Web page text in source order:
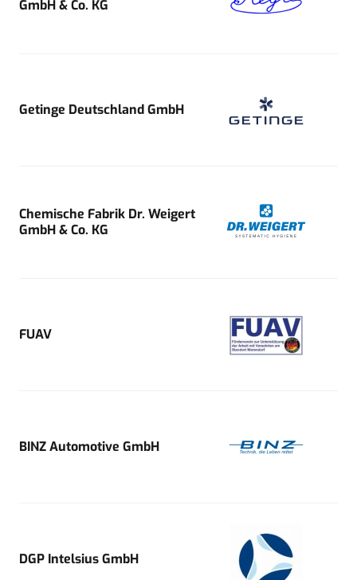
GmbH & Co. KG
Getinge Deutschland GmbH
Chemische Fabrik Dr. Weigert
GmbH & Co. KG
FUAV
BINZ Automotive GmbH
DGP Intelsius GmbH